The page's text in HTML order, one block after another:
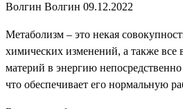
Волгин Волгин 09.12.2022
Метаболизм – это некая
химических изменений, а также все
материй в энергию
что обеспечивает его нормальную